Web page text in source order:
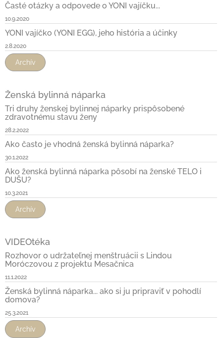
Časté otázky a odpovede o YONI vajíčku...
10.9.2020
YONI vajíčko (YONI EGG), jeho história a účinky
2.8.2020
Archív
Ženská bylinná náparka
Tri druhy ženskej bylinnej náparky prispôsobené
zdravotnému stavu ženy
28.2.2022
Ako často je vhodná ženská bylinná náparka?
30.1.2022
Ako ženská bylinná náparka pôsobí na ženské TELO i
DUŠU?
10.3.2021
Archív
VIDEOtéka
Rozhovor o udržateľnej menštruácii s Lindou
Moróczovou z projektu Mesačnica
11.1.2022
Ženská bylinná náparka... ako si ju pripraviť v pohodlí
domova?
25.3.2021
Archív